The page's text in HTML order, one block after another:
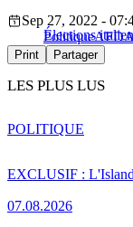
Élections
Sep 27, 2022 -
PolitiqueAFD
Print Partager
LES PLUS LUS
EXCLUSIF :
07.08.2026
POLITIQUE